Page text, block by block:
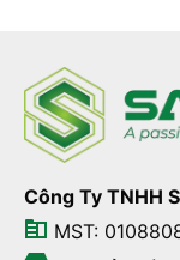
Công Ty TNHH
MST: